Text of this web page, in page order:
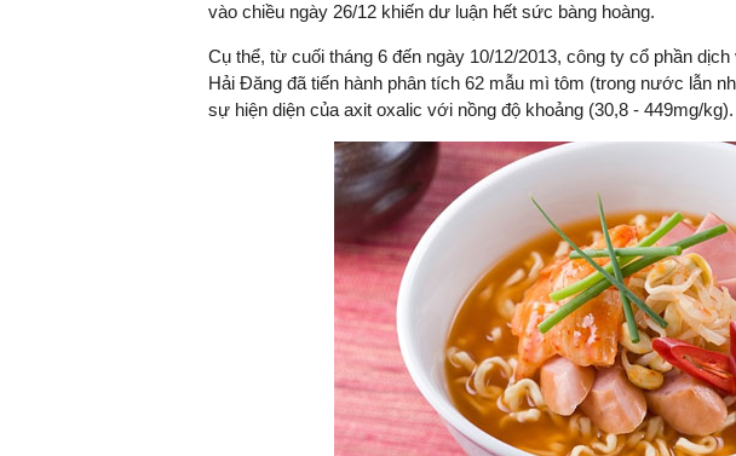
vào chiều ngày 26/12 khiến dư luận hết sức bàng hoàng.
Cụ thể, từ cuối tháng 6 đến ngày 10/12/2013, công ty cổ phần
Hải Đăng đã tiến hành phân tích 62 mẫu mì tôm (trong nước lẫn
sự hiện diện của axit oxalic với nồng độ khoảng (30,8 - 449mg/kg).